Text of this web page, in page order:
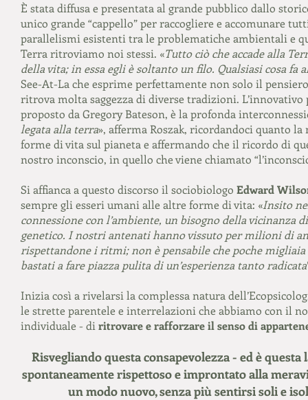
È stata diffusa e presentata al grande pubblico dallo
unico grande “cappello” per raccogliere e accomunare
parallelismi esistenti tra le problematiche ambientali e
Terra ritroviamo noi stessi. «Tutto ciò che accade alla
della vita; in essa egli è soltanto un filo. Qualsiasi cosa fa
See-At-La che esprime perfettamente non solo il
ritrova molta saggezza di diverse tradizioni.
proposto da Gregory Bateson, è la profonda
legata alla terra», afferma Roszak, ricordandoci quanto
forme di vita sul pianeta e affermando che il ricordo di
nostro inconscio, in quello che viene chiamato
Si affianca a questo discorso il sociobiologo Edward
sempre gli esseri umani alle altre forme di vita: «Insito
connessione con l’ambiente, un bisogno della
genetico. I nostri antenati hanno vissuto per milioni di
rispettandone i ritmi; non è pensabile che poche
bastati a fare piazza pulita di un’esperienza tanto radicata
Inizia così a rivelarsi la complessa natura
le strette parentele e interrelazioni che abbiamo con il
individuale - di ritrovare e rafforzare il senso di
Risvegliando questa consapevolezza - ed è
spontaneamente rispettoso e improntato alla
un modo nuovo, senza più sentirsi soli e